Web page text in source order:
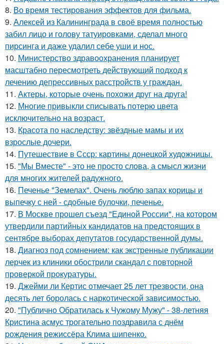
8. Во время тестирования эффектов для фильма.
9. Алексей из Калининграда в своё время полностью
забил лицо и голову татуировками, сделал много
пирсинга и даже удалил себе уши и нос.
10. Министерство здравоохранения планирует
масштабно пересмотреть действующий подход к
лечению депрессивных расстройств у граждан.
11. Актеры, которые очень похожи друг на друга!
12. Многие привыкли списывать потерю цвета
исключительно на возраст.
13. Красота по наследству: звёздные мамы и их
взрослые дочери.
14. Путешествие в Ссср: картины донецкой художницы.
15. "Мы Вместе" - это не просто слова, а смысл жизни
для многих жителей радужного.
16. Печенье "Земелах". Очень люблю запах корицы и
выпечку с ней - сдобные булочки, печенье.
17. В Москве прошел съезд "Единой России", на котором
утвердили партийных кандидатов на предстоящих в
сентябре выборах депутатов государственной думы.
18. Диагноз под сомнением: как экстренные публикации
лерчек из клиники обострили скандал с повторной
проверкой прокуратуры.
19. Джейми ли Кертис отмечает 25 лет трезвости, она
десять лет боролась с наркотической зависимостью.
20. "Публично Обратилась к Чужому Мужу" - 38-летняя
Кристина асмус трогательно поздравила с днём
рождения режиссёра Клима шипенко.